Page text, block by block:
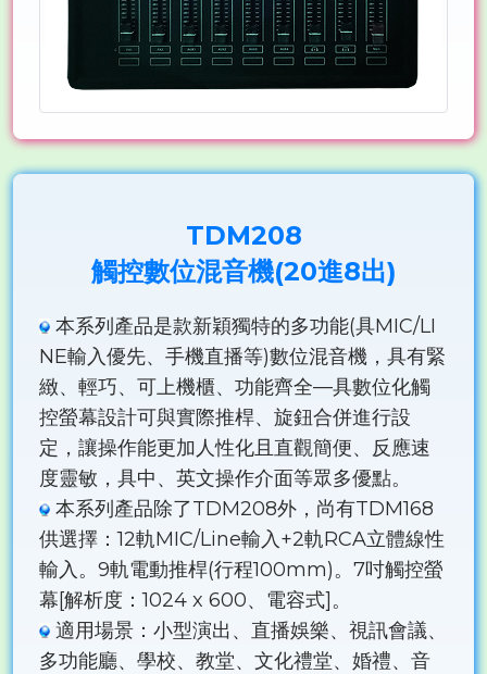
TDM208
觸控數位混音機(20進8出)
本系列產品是款新穎獨特的多功能(具MIC/LI
NE輸入優先、手機直播等)數位混音機，具有緊
緻、輕巧、可上機櫃、功能齊全—具數位化觸
控螢幕設計可與實際推桿、旋鈕合併進行設
定，讓操作能更加人性化且直觀簡便、反應速
度靈敏，具中、英文操作介面等眾多優點。
本系列產品除了TDM208外，尚有TDM168
供選擇：12軌MIC/Line輸入+2軌RCA立體線性
輸入。9軌電動推桿(行程100mm)。7吋觸控螢
幕[解析度：1024 x 600、電容式]。
適用場景：小型演出、直播娛樂、視訊會議、
多功能廳、學校、教堂、文化禮堂、婚禮、音